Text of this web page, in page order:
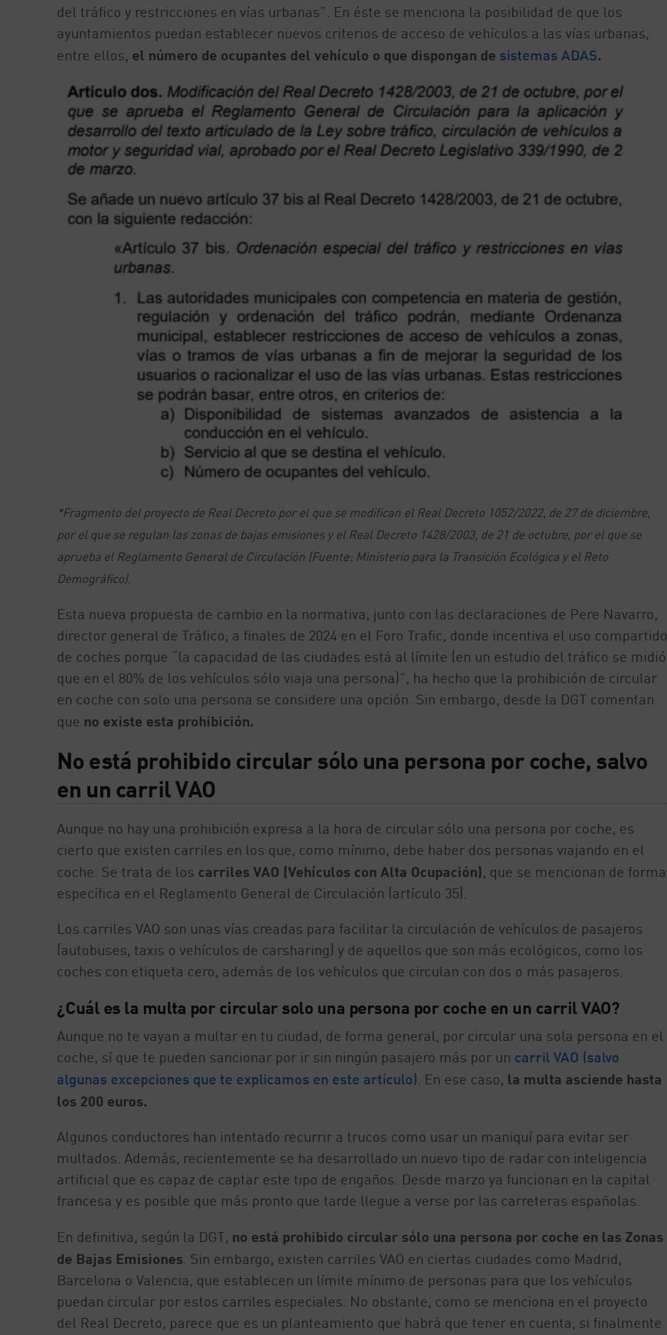
del tráfico y restricciones en vías urbanas”. En éste se menciona la posibilidad de que los
ayuntamientos puedan establecer nuevos criterios de acceso de vehículos a las vías urbanas,
entre ellos, el número de ocupantes del vehículo o que dispongan de sistemas ADAS.
*Fragmento del proyecto de Real Decreto por el que se modifican el Real Decreto 1052/2022, de 27 de diciembre,
por el que se regulan las zonas de bajas emisiones y el Real Decreto 1428/2003, de 21 de octubre, por el que se
aprueba el Reglamento General de Circulación (Fuente: Ministerio para la Transición Ecológica y el Reto
Demográfico).
Esta nueva propuesta de cambio en la normativa, junto con las declaraciones de Pere Navarro,
director general de Tráfico, a finales de 2024 en el Foro Trafic, donde incentiva el uso compartido
de coches porque “la capacidad de las ciudades está al límite (en un estudio del tráfico se midió
que en el 80% de los vehículos sólo viaja una persona)”, ha hecho que la prohibición de circular
en coche con solo una persona se considere una opción. Sin embargo, desde la DGT comentan
que no existe esta prohibición.
No está prohibido circular sólo una persona por coche, salvo
en un carril VAO
Aunque no hay una prohibición expresa a la hora de circular sólo una persona por coche, es
cierto que existen carriles en los que, como mínimo, debe haber dos personas viajando en el
coche. Se trata de los carriles VAO (Vehículos con Alta Ocupación), que se mencionan de forma
específica en el Reglamento General de Circulación (artículo 35).
Los carriles VAO son unas vías creadas para facilitar la circulación de vehículos de pasajeros
(autobuses, taxis o vehículos de carsharing) y de aquellos que son más ecológicos, como los
coches con etiqueta cero, además de los vehículos que circulan con dos o más pasajeros.
¿Cuál es la multa por circular solo una persona por coche en un carril VAO?
Aunque no te vayan a multar en tu ciudad, de forma general, por circular una sola persona en el
coche, sí que te pueden sancionar por ir sin ningún pasajero más por un carril VAO (salvo
algunas excepciones que te explicamos en este artículo) . En ese caso, la multa asciende hasta
los 200 euros.
Algunos conductores han intentado recurrir a trucos como usar un maniquí para evitar ser
multados. Además, recientemente se ha desarrollado un nuevo tipo de radar con inteligencia
artificial que es capaz de captar este tipo de engaños. Desde marzo ya funcionan en la capital
francesa y es posible que más pronto que tarde llegue a verse por las carreteras españolas.
En definitiva, según la DGT, no está prohibido circular sólo una persona por coche en las Zonas
de Bajas Emisiones . Sin embargo, existen carriles VAO en ciertas ciudades como Madrid,
Barcelona o Valencia, que establecen un límite mínimo de personas para que los vehículos
puedan circular por estos carriles especiales. No obstante, como se menciona en el proyecto
del Real Decreto, parece que es un planteamiento que habrá que tener en cuenta, si finalmente